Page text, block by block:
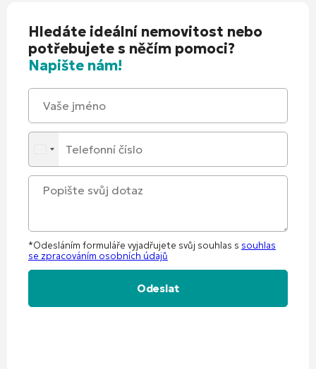
Hledáte ideální nemovitost nebo
potřebujete s něčím pomoci?
Napište nám!
*Odesláním formuláře vyjadřujete svůj souhlas s souhlas
se zpracováním osobních údajů